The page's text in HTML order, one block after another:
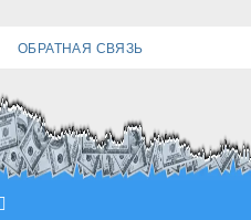
ОБРАТНАЯ СВЯЗЬ